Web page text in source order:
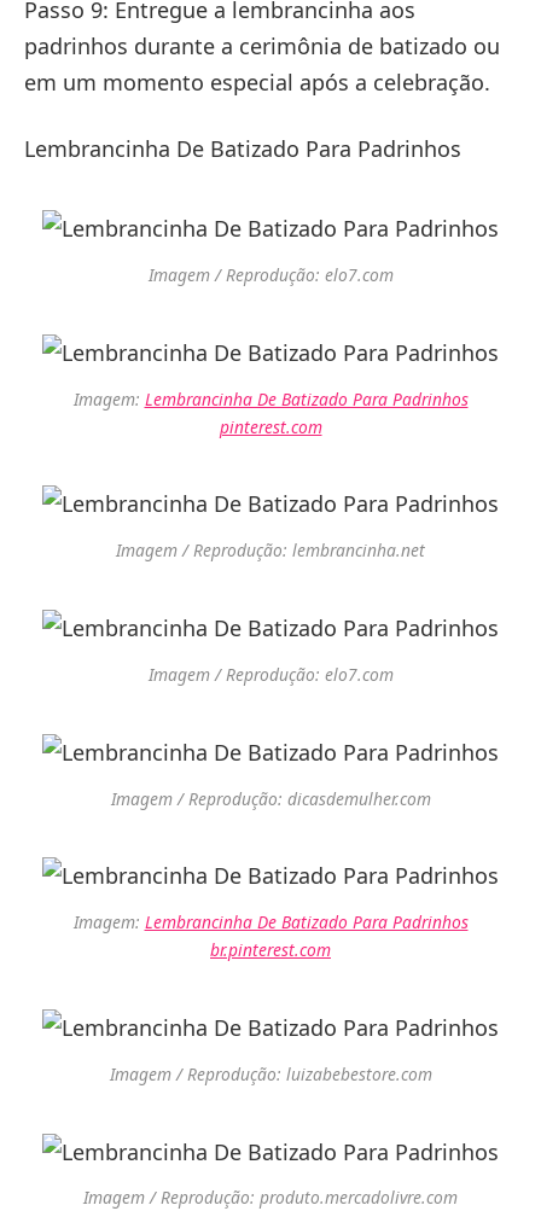
Passo 9: Entregue a lembrancinha aos
padrinhos durante a cerimônia de batizado ou
em um momento especial após a celebração.
Lembrancinha De Batizado Para Padrinhos
Imagem / Reprodução: elo7.com
Imagem: Lembrancinha De Batizado Para Padrinhos
pinterest.com
Imagem / Reprodução: lembrancinha.net
Imagem / Reprodução: elo7.com
Imagem / Reprodução: dicasdemulher.com
Imagem: Lembrancinha De Batizado Para Padrinhos
br.pinterest.com
Imagem / Reprodução: luizabebestore.com
Imagem / Reprodução: produto.mercadolivre.com